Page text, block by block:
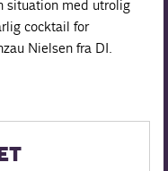
situation med utrolig
cocktail for
Nielsen fra DI.